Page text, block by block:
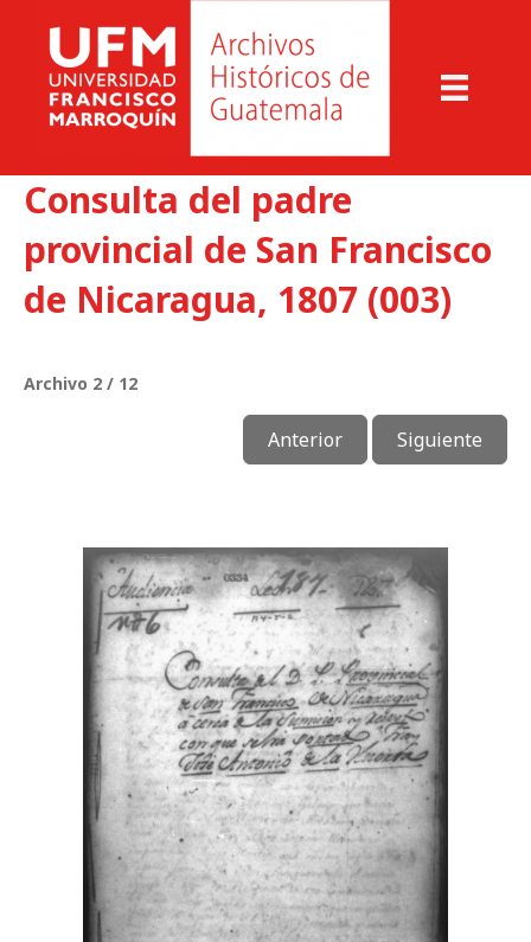
Consulta del padre
provincial de San Francisco
de Nicaragua, 1807 (003)
Archivo 2 / 12
Anterior Siguiente